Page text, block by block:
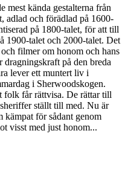
mest kända gestalterna från
adlad och förädlad på 1600-
på 1800-talet, för att till
1900-talet och 2000-talet. Det
filmer om honom och hans
på den breda
lever ett muntert liv i
i Sherwoodskogen.
folk får rättvisa. De rättar till
ställt till med. Nu är
kämpat för sådant genom
visst med just honom...